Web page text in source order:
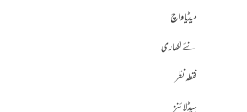
میڈیا واچ
نئے لکھاری
نقطہ نظر